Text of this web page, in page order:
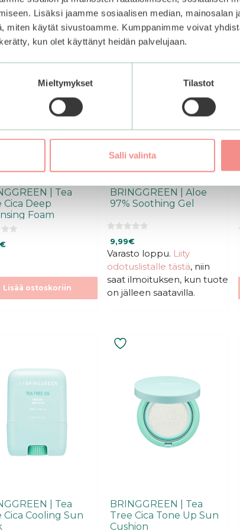
Lisäksi jaamme sosiaalisen median, mainosalan
miten käytät sivustoamme. Kumppanimme voivat
kun olet käyttänyt heidän palvelujaan.
Mieltymykset Tilastot
Salli valinta
| Tea
Cica Deep
Foam
€
Lisää ostoskoriin
BRINGGREEN | Aloe
97% Soothing Gel
5
:
s
t
9,99€
Varasto loppu. Liity
odotuslistalle tästä, niin
saat ilmoituksen, kun tuote
on jälleen saatavilla.
| Tea
Cica Cooling Sun
BRINGGREEN | Tea
Tree Cica Tone Up Sun
Cushion